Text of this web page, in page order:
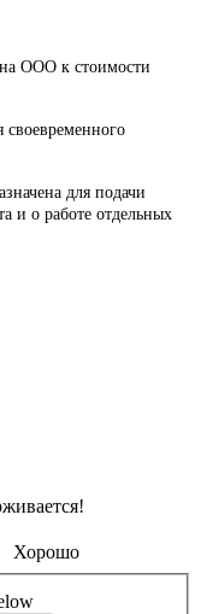
ООО к стоимости
своевременного
для подачи
и о работе отдельных
Хорошо